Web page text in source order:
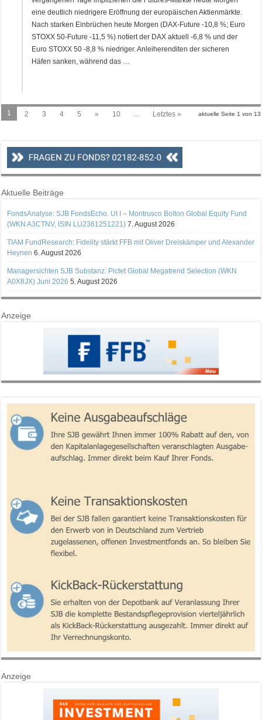
eine deutlich niedrigere Eröffnung der europäischen Aktienmärkte.
Nach starken Einbrüchen heute Morgen (DAX-Future -10,8 %; Euro
STOXX 50-Future -11,5 %) notiert der DAX aktuell -6,8 % und der
Euro STOXX 50 -8,8 % niedriger. Anleiherenditen der sicheren
Häfen sanken, während das …
aktuelle Seite 1 von 13
1 2 3 4 5 » 10 ... Letztes »
Aktuelle Beiträge
FondsAnalyse: SJB FondsEcho. UI I – Montrusco Bolton Global Equity Fund
(WKN A3CTNV, ISIN LU2361251221) 7. August 2026
TIAM FundResearch: Fidelity stärkt FFB mit Oliver Dreiskämper und Alexander
Heynen 6. August 2026
Managersichten SJB Substanz: Pictet Global Megatrend Selection (WKN
A0X8JX) Juni 2026 5. August 2026
Anzeige
Anzeige